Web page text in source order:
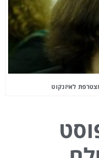
לאיזנקוט